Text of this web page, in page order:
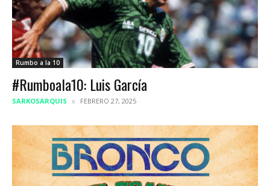
Rumbo a la 10
#Rumboala10: Luis García
SARKOSARQUIS FEBRERO 27, 2025